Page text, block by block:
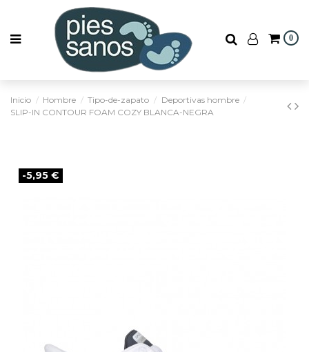
0
Inicio Hombre Tipo-de-zapato
Deportivas hombre
SLIP-IN CONTOUR FOAM COZY BLANCA-NEGRA
-5,95 €